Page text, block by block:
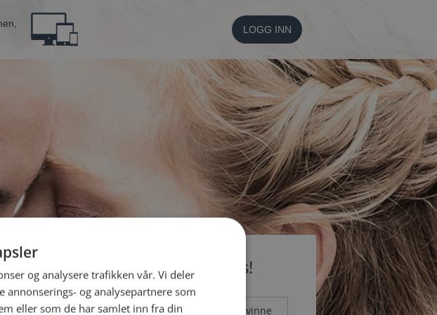
LOGG INN
Bli medlem gratis!
Jeg er en: Mann Kvinne
og analysere trafikken vår. Vi deler
og analysepartnere som
eller som de har samlet inn fra din